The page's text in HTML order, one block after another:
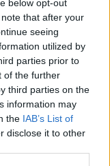
below opt-out
that after your
seeing
utilized by
parties prior to
of the further
third parties on the
information may
the IAB’s List of
disclose it to other
μια
της γλώσσας
από τον